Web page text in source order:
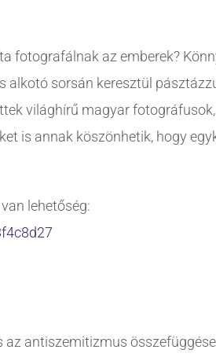
fotografálnak az emberek?
alkotó sorsán keresztül
világhírű magyar
is annak köszönhetik, hogy
lehetőség:
az antiszemitizmus